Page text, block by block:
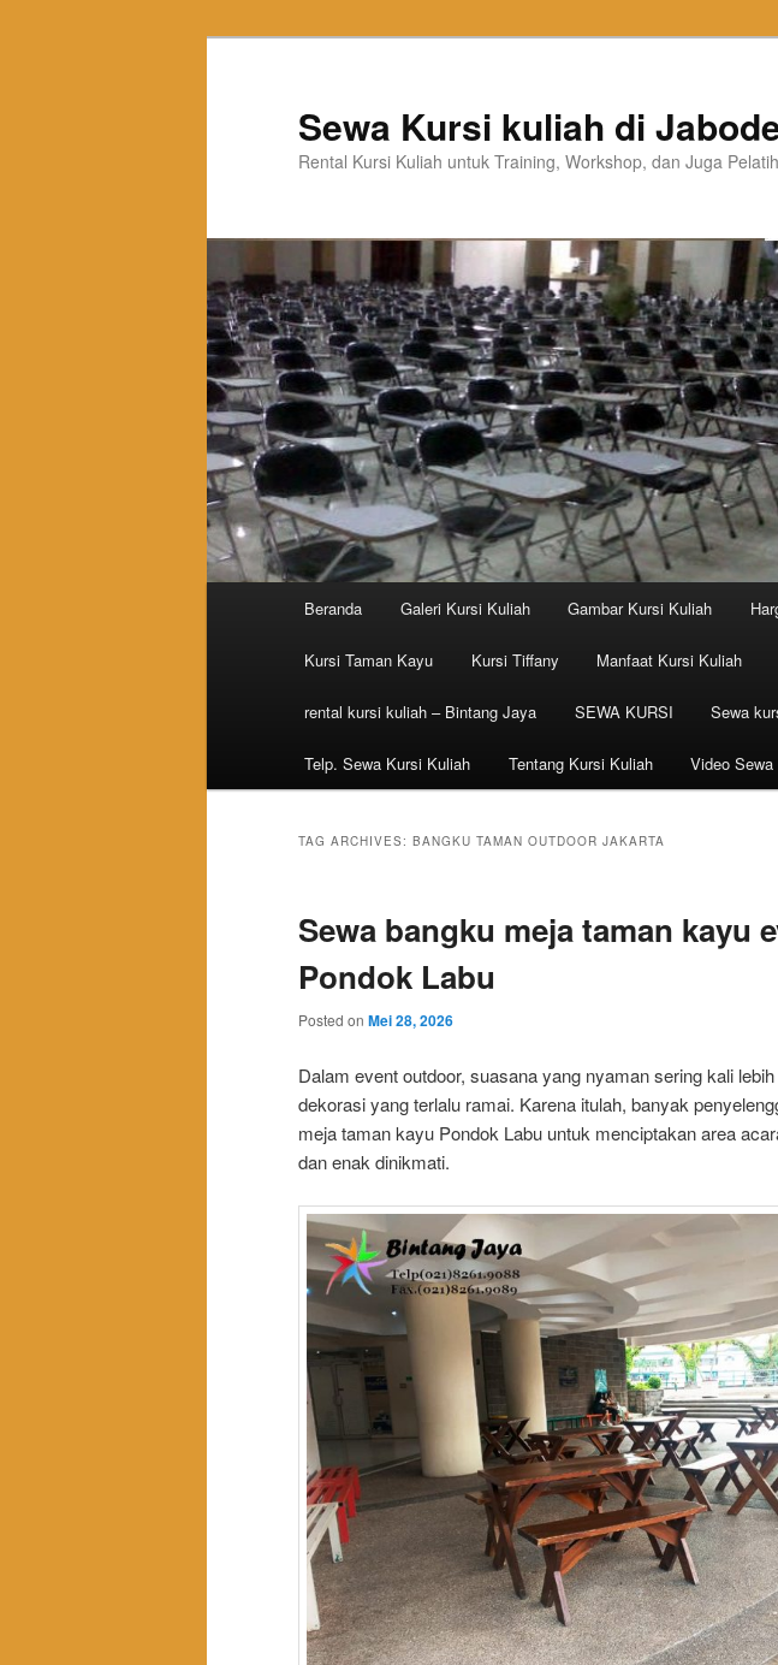
Sewa Kursi kuliah di
Rental Kursi Kuliah untuk Training, Workshop, dan Juga
Skip to primary content
Skip to secondary content
Beranda Galeri Kursi Kuliah Gambar Kursi Kuliah
Kursi Taman Kayu Kursi Tiffany Manfaat Kursi Kuliah
rental kursi kuliah – Bintang Jaya SEWA KURSI Sewa
Telp. Sewa Kursi Kuliah Tentang Kursi Kuliah Video
TAG ARCHIVES: BANGKU TAMAN OUTDOOR JAKARTA
Sewa bangku meja taman kayu
Pondok Labu
Posted on Mei 28, 2026
Dalam event outdoor, suasana yang nyaman sering kali
dekorasi yang terlalu ramai. Karena itulah, banyak
meja taman kayu Pondok Labu untuk menciptakan area
dan enak dinikmati.